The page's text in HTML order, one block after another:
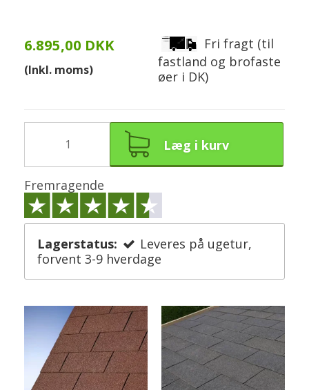
6.895,00 DKK
(Inkl. moms)
Fri fragt (til
fastland og brofaste
øer i DK)
Læg i kurv
Fremragende
Lagerstatus:
Leveres på ugetur,
forvent 3-9 hverdage